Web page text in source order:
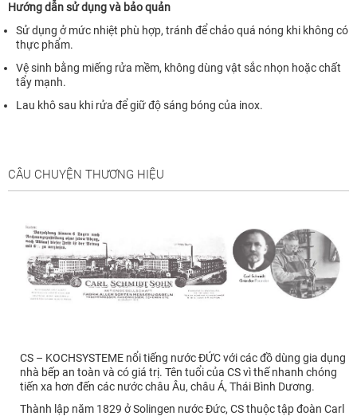
Hướng dẫn sử dụng và bảo quản
Sử dụng ở mức nhiệt phù hợp, tránh để chảo quá nóng khi không có
thực phẩm.
Vệ sinh bằng miếng rửa mềm, không dùng vật sắc nhọn hoặc chất
tẩy mạnh.
Lau khô sau khi rửa để giữ độ sáng bóng của inox.
CÂU CHUYỆN THƯƠNG HIỆU
CS – KOCHSYSTEME nổi tiếng nước ĐỨC với các đồ dùng gia dụng
nhà bếp an toàn và có giá trị. Tên tuổi của CS vì thế nhanh chóng
tiến xa hơn đến các nước châu Âu, châu Á, Thái Bình Dương.
Thành lập năm 1829 ở Solingen nước Đức, CS thuộc tập đoàn Carl